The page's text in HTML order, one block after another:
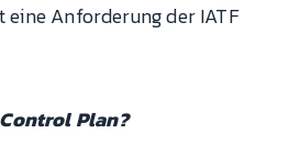
eine Anforderung der IATF
Plan?